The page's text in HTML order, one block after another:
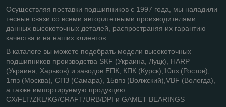
Осуществляя поставки подшипников с 1997 года, мы наладили
тесные связи со всеми авторитетными производителями
данных высокоточных деталей, распространяя их гарантию
качества и на наших клиентов.
В каталоге вы можете подобрать модели высокоточных
подшипников производства SKF (Украина, Луцк), HARP
(Украина, Харьков) и заводов ЕПК, КПК (Курск),10пз (Ростов),
1гпз (Москва), СПЗ (Самара), 15впз (Волжский),VBF (Вологда),
а также импортируемую продукцию
CX/FLT/ZKL /KG/CRAFT/URB/DPI и GAMET BEARINGS